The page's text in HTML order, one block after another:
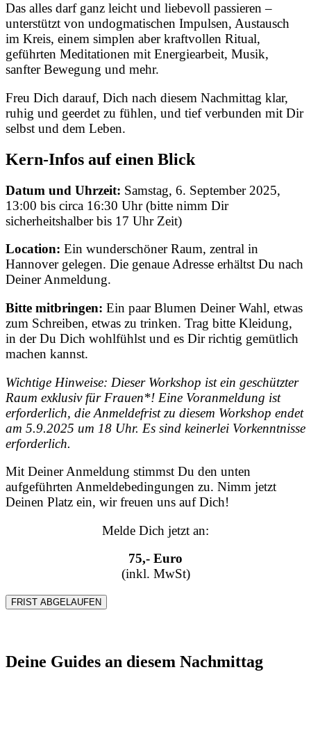
Das alles darf ganz leicht und liebevoll passieren –
unterstützt von undogmatischen Impulsen, Austausch
im Kreis, einem simplen aber kraftvollen Ritual,
geführten Meditationen mit Energiearbeit, Musik,
sanfter Bewegung und mehr.
Freu Dich darauf, Dich nach diesem Nachmittag klar,
ruhig und geerdet zu fühlen, und tief verbunden mit Dir
selbst und dem Leben.
Kern-Infos auf einen Blick
Datum und Uhrzeit: Samstag, 6. September 2025,
13:00 bis circa 16:30 Uhr (bitte nimm Dir
sicherheitshalber bis 17 Uhr Zeit)
Location: Ein wunderschöner Raum, zentral in
Hannover gelegen. Die genaue Adresse erhältst Du nach
Deiner Anmeldung.
Bitte mitbringen: Ein paar Blumen Deiner Wahl, etwas
zum Schreiben, etwas zu trinken. Trag bitte Kleidung,
in der Du Dich wohlfühlst und es Dir richtig gemütlich
machen kannst.
Wichtige Hinweise: Dieser Workshop ist ein geschützter
Raum exklusiv für Frauen*! Eine Voranmeldung ist
erforderlich, die Anmeldefrist zu diesem Workshop endet
am 5.9.2025 um 18 Uhr. Es sind keinerlei Vorkenntnisse
erforderlich.
Mit Deiner Anmeldung stimmst Du den unten
aufgeführten Anmeldebedingungen zu. Nimm jetzt
Deinen Platz ein, wir freuen uns auf Dich!
Melde Dich jetzt an:
75,- Euro
(inkl. MwSt)
FRIST ABGELAUFEN
Deine Guides an diesem Nachmittag